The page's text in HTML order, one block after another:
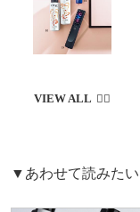
▼あわせて読みた